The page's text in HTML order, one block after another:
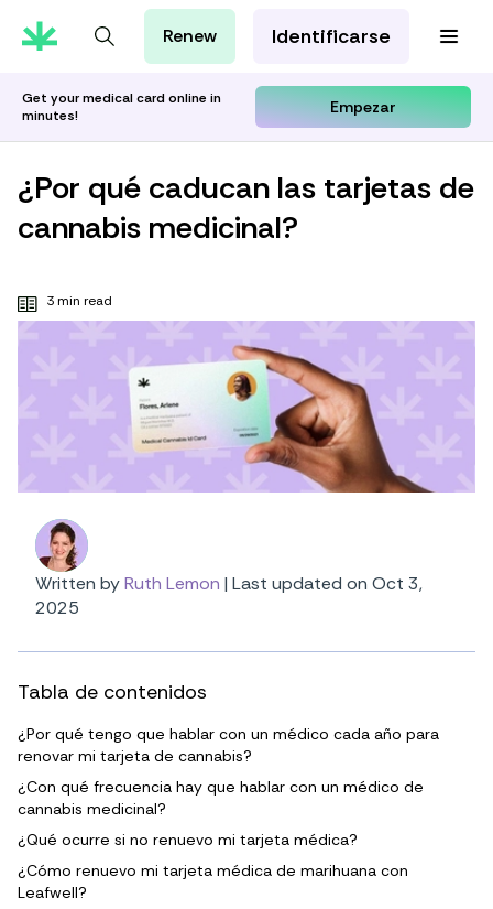
Orientación Cannábica
Aprenda con Leafwell
Renew Identificarse
Get your medical card online in
minutes!
Empezar
¿Por qué caducan las tarjetas de
cannabis medicinal?
3 min read
Written byRuth Lemon | Last updated on Oct 3,
2025
Tabla de contenidos
¿Por qué tengo que hablar con un médico cada año para
renovar mi tarjeta de cannabis?
¿Con qué frecuencia hay que hablar con un médico de
cannabis medicinal?
¿Qué ocurre si no renuevo mi tarjeta médica?
¿Cómo renuevo mi tarjeta médica de marihuana con
Leafwell?